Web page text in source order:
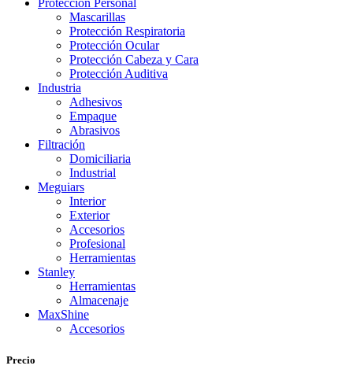
Protección Personal
Mascarillas
Protección Respiratoria
Protección Ocular
Protección Cabeza y Cara
Protección Auditiva
Industria
Adhesivos
Empaque
Abrasivos
Filtración
Domiciliaria
Industrial
Meguiars
Interior
Exterior
Accesorios
Profesional
Herramientas
Stanley
Herramientas
Almacenaje
MaxShine
Accesorios
Precio